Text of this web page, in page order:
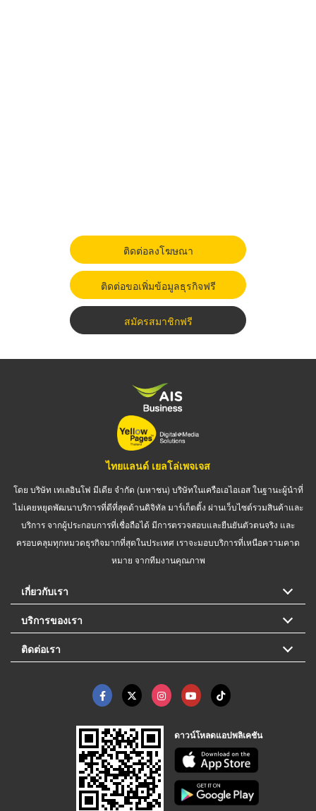
ติดต่อลงโฆษณา
ติดต่อขอเพิ่มข้อมูลธุรกิจฟรี
สมัครสมาชิกฟรี
ไทยแลนด์ เยลโล่เพจเจส
โดย บริษัท เทเลอินโฟ มีเดีย จำกัด (มหาชน) บริษัทในเครือเอไอเอส ในฐานะผู้นำที่
ไม่เคยหยุดพัฒนาบริการที่ดีที่สุดด้านดิจิทัล มาร์เก็ตติ้ง ผ่านเว็บไซต์รวมสินค้าและ
บริการ จากผู้ประกอบการที่เชื่อถือได้ มีการตรวจสอบและยืนยันตัวตนจริง และ
ครอบคลุมทุกหมวดธุรกิจมากที่สุดในประเทศ เราจะมอบบริการที่เหนือความคาด
หมาย จากทีมงานคุณภาพ
เกี่ยวกับเรา
บริการของเรา
ติดต่อเรา
ดาวน์โหลดแอปพลิเคชัน